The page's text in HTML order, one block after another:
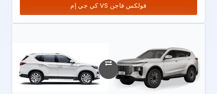
فولكس فاجن VS كي جي إم